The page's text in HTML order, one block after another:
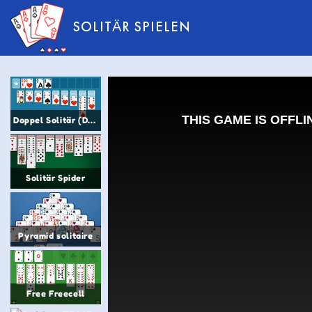
SOLITÄR SPIELEN
Doppel Solitär (Double Klondike)
Solitär Spider
Pyramid solitaire
Free Freecell